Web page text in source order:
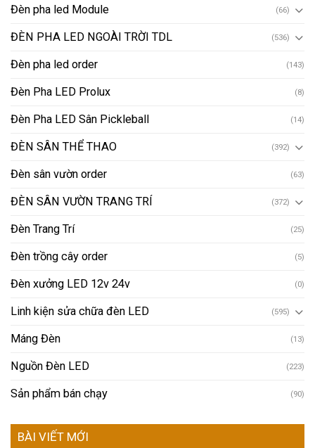
Đèn pha led Module (66)
ĐÈN PHA LED NGOÀI TRỜI TDL (536)
Đèn pha led order (143)
Đèn Pha LED Prolux (8)
Đèn Pha LED Sân Pickleball (14)
ĐÈN SÂN THỂ THAO (392)
Đèn sân vườn order (63)
ĐÈN SÂN VƯỜN TRANG TRÍ (372)
Đèn Trang Trí (25)
Đèn trồng cây order (5)
Đèn xưởng LED 12v 24v (0)
Linh kiện sửa chữa đèn LED (595)
Máng Đèn (13)
Nguồn Đèn LED (223)
Sản phẩm bán chạy (90)
BÀI VIẾT MỚI